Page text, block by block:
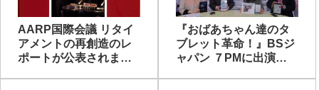
AARP国際会議 リタイ
アメントの再創造のレ
ポートが公表されまし
『おばあちゃん達のタ
ブレット革命！』BSジ
ャパン ７PMに出演し